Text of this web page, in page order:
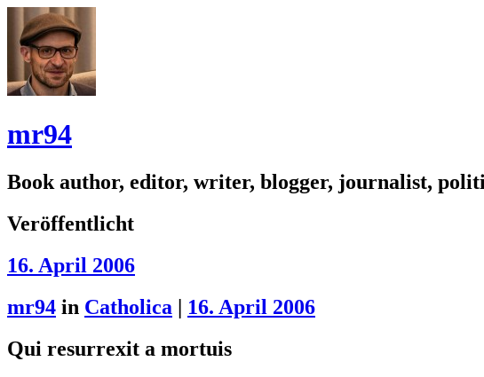
mr94
Book author, editor, writer, blogger, journalist,
Veröffentlicht
16. April 2006
mr94 in Catholica | 16. April 2006
Qui resurrexit a mortuis